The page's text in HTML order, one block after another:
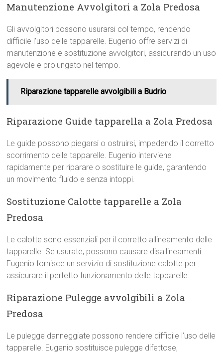
Manutenzione Avvolgitori a Zola Predosa
Gli avvolgitori possono usurarsi col tempo, rendendo
difficile l’uso delle tapparelle. Eugenio offre servizi di
manutenzione e sostituzione avvolgitori, assicurando un uso
agevole e prolungato nel tempo.
Riparazione tapparelle avvolgibili a Budrio
Riparazione Guide tapparella a Zola Predosa
Le guide possono piegarsi o ostruirsi, impedendo il corretto
scorrimento delle tapparelle. Eugenio interviene
rapidamente per riparare o sostituire le guide, garantendo
un movimento fluido e senza intoppi.
Sostituzione Calotte tapparelle a Zola
Predosa
Le calotte sono essenziali per il corretto allineamento delle
tapparelle. Se usurate, possono causare disallineamenti.
Eugenio fornisce un servizio di sostituzione calotte per
assicurare il perfetto funzionamento delle tapparelle.
Riparazione Pulegge avvolgibili a Zola
Predosa
Le pulegge danneggiate possono rendere difficile l’uso delle
tapparelle. Eugenio sostituisce pulegge difettose,